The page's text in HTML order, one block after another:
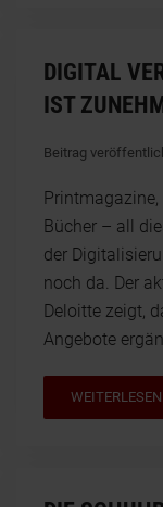
DIGITAL
IST
Beitrag
Printmagazine,
Bücher – all
der
noch da. Der
Deloitte zeigt,
Angebote